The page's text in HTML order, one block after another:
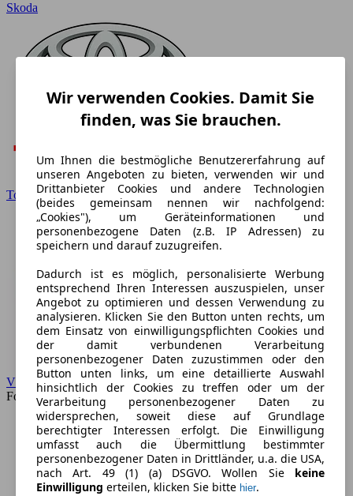
Skoda
Toyota
VW
Forum
Wir verwenden Cookies. Damit Sie
finden, was Sie brauchen.
Um Ihnen die bestmögliche Benutzererfahrung auf
unseren Angeboten zu bieten, verwenden wir und
Drittanbieter Cookies und andere Technologien
(beides gemeinsam nennen wir nachfolgend:
„Cookies"), um Geräteinformationen und
personenbezogene Daten (z.B. IP Adressen) zu
speichern und darauf zuzugreifen.
Dadurch ist es möglich, personalisierte Werbung
entsprechend Ihren Interessen auszuspielen, unser
Angebot zu optimieren und dessen Verwendung zu
analysieren. Klicken Sie den Button unten rechts, um
dem Einsatz von einwilligungspflichten Cookies und
der damit verbundenen Verarbeitung
personenbezogener Daten zuzustimmen oder den
Button unten links, um eine detaillierte Auswahl
hinsichtlich der Cookies zu treffen oder um der
Verarbeitung personenbezogener Daten zu
widersprechen, soweit diese auf Grundlage
berechtigter Interessen erfolgt. Die Einwilligung
umfasst auch die Übermittlung bestimmter
personenbezogener Daten in Drittländer, u.a. die USA,
nach Art. 49 (1) (a) DSGVO. Wollen Sie keine
Einwilligung erteilen, klicken Sie bitte hier.